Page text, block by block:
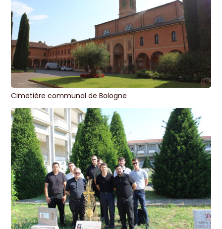
Cimetière communal de Bologne